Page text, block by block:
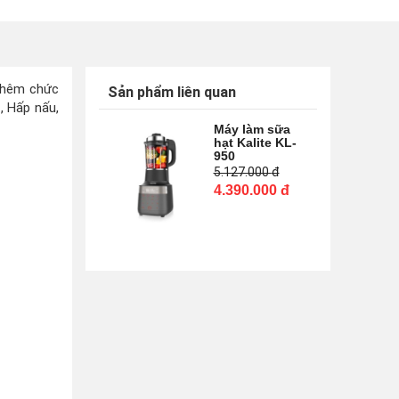
chức
Hấp nấu,
Sản phẩm liên quan
Máy làm sữa
hạt Kalite KL-
950
5.127.000đ
4.390.000 đ